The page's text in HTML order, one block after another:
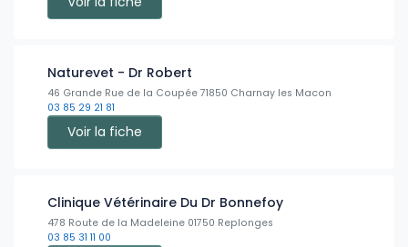
Naturevet - Dr Robert
46 Grande Rue de la Coupée 71850 Charnay les Macon
03 85 29 21 81
Voir la fiche
Clinique Vétérinaire Du Dr Bonnefoy
478 Route de la Madeleine 01750 Replonges
03 85 31 11 00